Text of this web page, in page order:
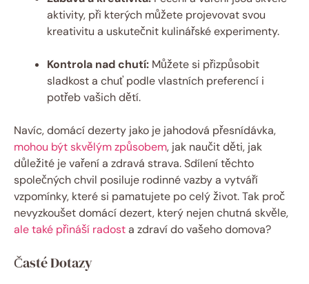
aktivity, při kterých můžete projevovat svou
kreativitu a uskutečnit kulinářské experimenty.
Kontrola nad chutí: Můžete si přizpůsobit
sladkost a chuť podle vlastních preferencí i
potřeb vašich dětí.
Navíc, domácí dezerty jako je jahodová přesnídávka,
mohou být skvělým způsobem, jak naučit děti, jak
důležité je vaření a zdravá strava. Sdílení těchto
společných chvil posiluje rodinné vazby a vytváří
vzpomínky, které si pamatujete po celý život. Tak proč
nevyzkoušet domácí dezert, který nejen chutná skvěle,
ale také přináší radosta zdraví do vašeho domova?
Časté Dotazy